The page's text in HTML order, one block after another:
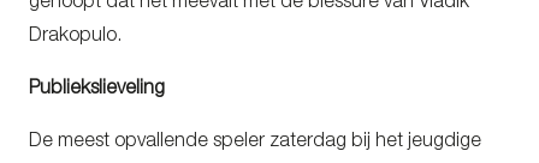
Drakopulo.
Publiekslieveling
De meest opvallende speler zaterdag bij het jeugdige